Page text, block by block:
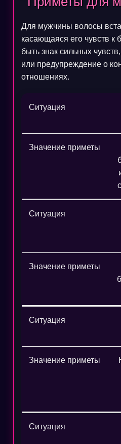
Для мужчины волосы
касающаяся его чувств к
быть знак сильных
или предупреждение о
отношениях.